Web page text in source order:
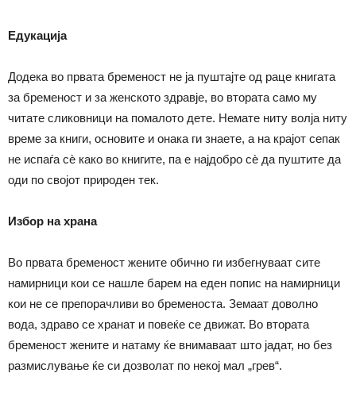
Едукација
Додека во првата бременост не ја пуштајте од раце книгата
за бременост и за женското здравје, во втората само му
читате сликовници на помалото дете. Немате ниту волја ниту
време за книги, основите и онака ги знаете, а на крајот сепак
не испаѓа сѐ како во книгите, па е најдобро сѐ да пуштите да
оди по својот природен тек.
Избор на храна
Во првата бременост жените обично ги избегнуваат сите
намирници кои се нашле барем на еден попис на намирници
кои не се препорачливи во бременоста. Земаат доволно
вода, здраво се хранат и повеќе се движат. Во втората
бременост жените и натаму ќе внимаваат што јадат, но без
размислување ќе си дозволат по некој мал „грев“.